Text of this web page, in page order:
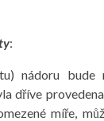
:
nádoru bude
dříve
míře,